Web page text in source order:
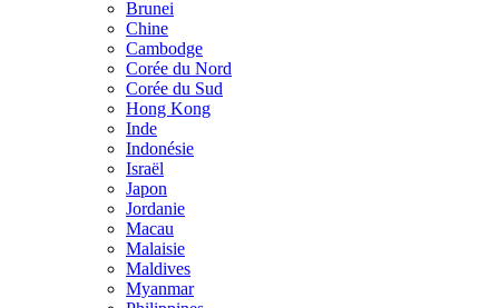
Brunei
Chine
Cambodge
Corée du Nord
Corée du Sud
Hong Kong
Inde
Indonésie
Israël
Japon
Jordanie
Macau
Malaisie
Maldives
Myanmar